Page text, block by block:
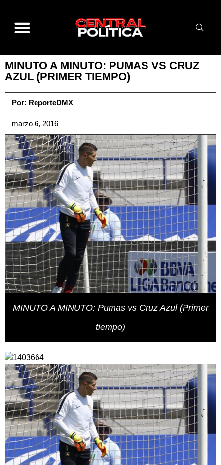
MINUTO A MINUTO: PUMAS VS CRUZ
AZUL (PRIMER TIEMPO)
Por: ReporteDMX
marzo 6, 2016
MINUTO A MINUTO: Pumas vs Cruz Azul (Primer
tiempo)